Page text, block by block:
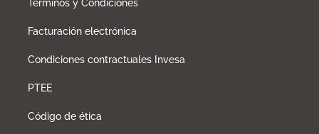
Términos y Condiciones
Facturación electrónica
Condiciones contractuales Invesa
PTEE
Código de ética